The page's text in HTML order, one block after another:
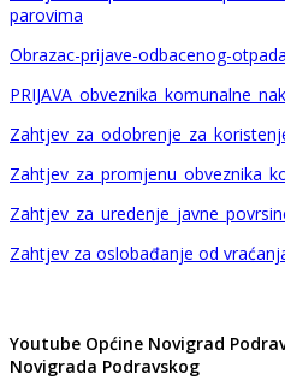
parovima
Obrazac-prijave-odbacenog-otpada
Zahtjev za oslobađanje od
Youtube Općine Novigrad
Novigrada Podravskog